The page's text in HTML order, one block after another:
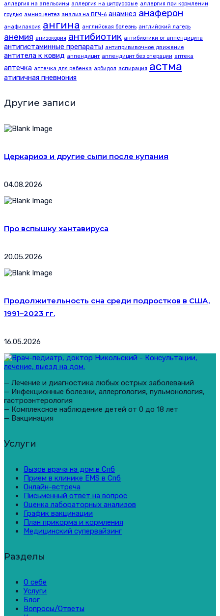
аллергия на апельсины аллергия на цитрусовые аллергия при кормлении
грудью амниоцентез анализ на ВГЧ-6 анамнез анаферон
анафилаксия ангина английская болезнь английский лагерь
анемия анизокория антибиотик антибиотики от аппендицита
антигистаминные препараты антипрививочное движение
антитела к ковид аппендицит аппендицит без операции аптека
аптечка аптечка для ребенка арбидол аспирация астма
атипичная пневмония
Другие записи
Церкариоз и другие сыпи после купания
04.08.2026
Про вспышку хантавируса
20.05.2026
Продолжительность сна среди подростков в США,
1991–2023 гг.
16.05.2026
— Лечение и диагностика любых острых заболеваний
— Инфекционные болезни, аллергология, пульмонология,
гастроэнтерология
— Комплексное наблюдение детей от 0 до 18 лет
— Вакцинация
Услуги
Вызов врача на дом в Спб
Прием в клинике EMS в Спб
Онлайн-встреча
Письменный ответ на вопрос
Оценка лабораторных анализов
График вакцинации
План прикорма и кормления
Медицинский супервайзинг
Разделы
О себе
Услуги
Блог
Вопросы/Ответы